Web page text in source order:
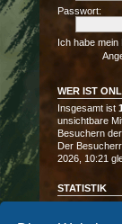
Passwort:
Ich habe
WER IST
Insgesamt ist
unsichtbare
Besuchern
Der
2026, 10:21
STATISTIK
Beiträge